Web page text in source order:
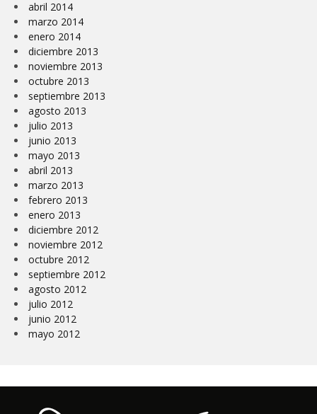
abril 2014
marzo 2014
enero 2014
diciembre 2013
noviembre 2013
octubre 2013
septiembre 2013
agosto 2013
julio 2013
junio 2013
mayo 2013
abril 2013
marzo 2013
febrero 2013
enero 2013
diciembre 2012
noviembre 2012
octubre 2012
septiembre 2012
agosto 2012
julio 2012
junio 2012
mayo 2012